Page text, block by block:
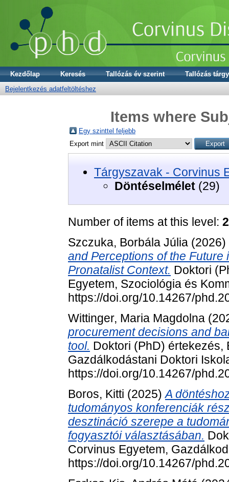
Kezdőlap Keresés Tallózás év szerint
Tallózás
Bejelentkezés adatfeltöltéshez
Items where
Egy szinttel feljebb
Export mint
Tárgyszavak - Corvinus
Döntéselmélet (29)
Number of items at this level:
Szczuka, Borbála Júlia (2026)
and Perceptions of the
Pronatalist Context. Doktori
Egyetem, Szociológia és
https://doi.org/10.14267/
Wittinger, Maria Magdolna
procurement decisions and
tool. Doktori (PhD) értekezés,
Gazdálkodástani Doktori
https://doi.org/10.14267/
Boros, Kitti (2025)A
tudományos konferenciák
desztináció szerepe a
fogyasztói választásában.
Corvinus Egyetem,
https://doi.org/10.14267/